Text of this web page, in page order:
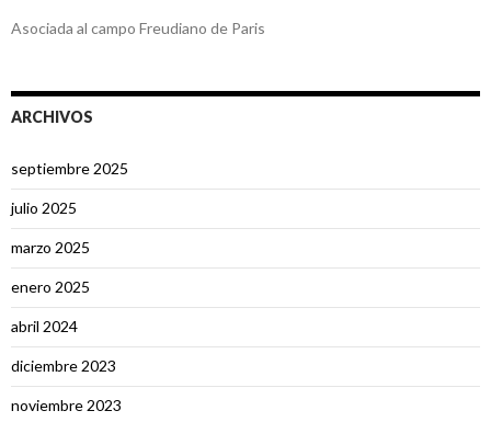
Asociada al campo Freudiano de Paris
ARCHIVOS
septiembre 2025
julio 2025
marzo 2025
enero 2025
abril 2024
diciembre 2023
noviembre 2023